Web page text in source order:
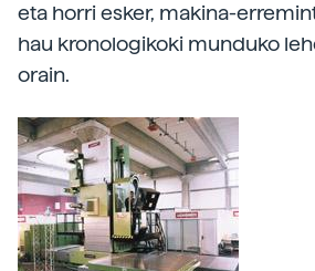
eta horri esker, makina-
hau kronologikoki munduko
orain.